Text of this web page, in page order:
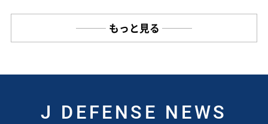
もっと見る
J DEFENSE NEWS